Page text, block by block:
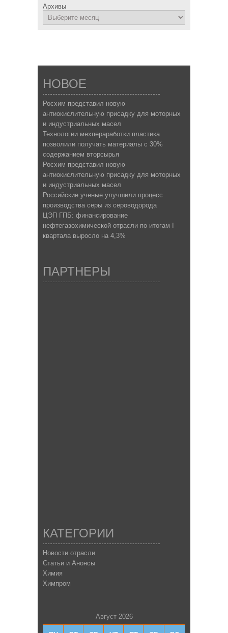
Архивы
НОВОЕ
Росхим представил новую
антиокислительную присадку для моторных
и индустриальных масел
Технологии мехпераработки пластика
позволили получать материалы с 30%
содержанием вторсырья
Росхим представил новую
антиокислительную присадку для моторных
и индустриальных масел
Российские ученые улучшили процесс
производства серы из сероводорода
ЦЭП ГПБ: финансирование
нефтегазохимической отрасли по итогам I
квартала выросло на 4,3%
ПАРТНЕРЫ
КАТЕГОРИИ
Новости отрасли
Статьи и Анонсы
Химия
Химпром
Август 2026